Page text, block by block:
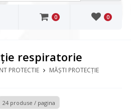
0 0
respiratorie
PROTECTIE
MĂȘTI PROTECȚIE